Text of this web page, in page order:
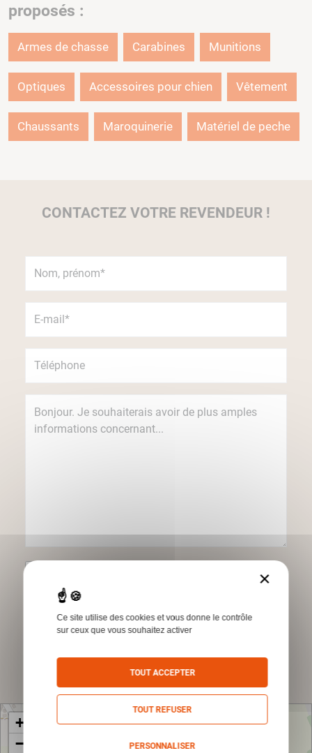
proposés :
Armes de chasse Carabines Munitions
Optiques Accessoires pour chien Vêtement
Chaussants Maroquinerie Matériel de peche
CONTACTEZ VOTRE REVENDEUR !
concernant les produits et services Humbert
par e-mail.
*Champs obligatoires
Envoyer
+
−
×
Ce site utilise des cookies et vous donne le contrôle
sur ceux que vous souhaitez activer
TOUT ACCEPTER
TOUT REFUSER
PERSONNALISER